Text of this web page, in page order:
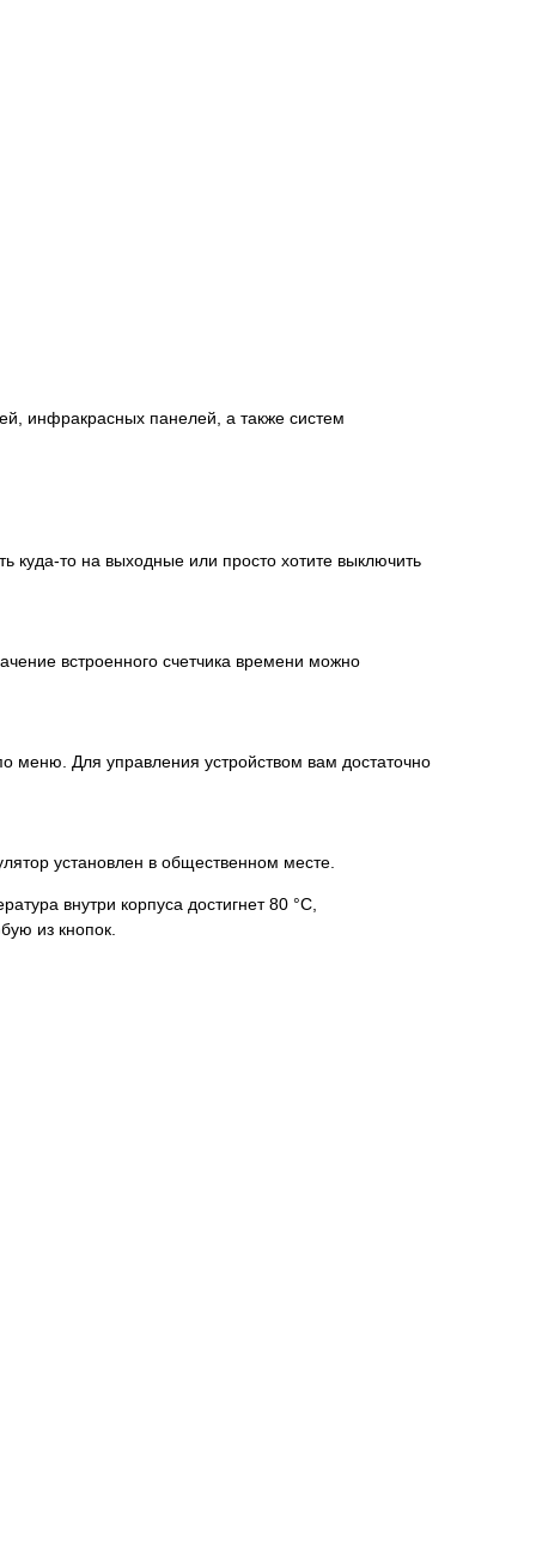
инфракрасных панелей, а также систем
куда-то на выходные или просто хотите выключить
встроенного счетчика времени можно
меню. Для управления устройством вам достаточно
установлен в общественном месте.
внутри корпуса достигнет 80 °С,
из кнопок.